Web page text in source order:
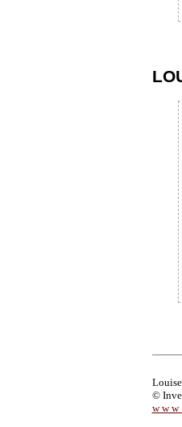
©
w w w